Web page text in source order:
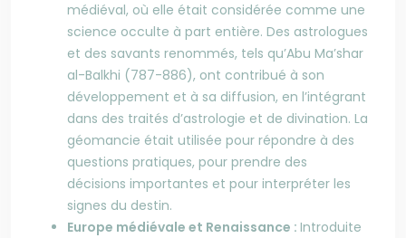
médiéval, où elle était considérée comme une
science occulte à part entière. Des astrologues
et des savants renommés, tels qu’Abu Ma’shar
al-Balkhi (787-886), ont contribué à son
développement et à sa diffusion, en l’intégrant
dans des traités d’astrologie et de divination. La
géomancie était utilisée pour répondre à des
questions pratiques, pour prendre des
décisions importantes et pour interpréter les
signes du destin.
Europe médiévale et Renaissance : Introduite